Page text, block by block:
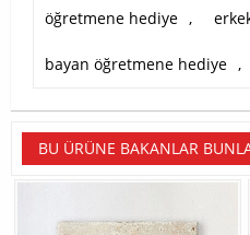
öğretmene hediye ,
bayan öğretmene hediye ,
BU ÜRÜNE BAKANLAR